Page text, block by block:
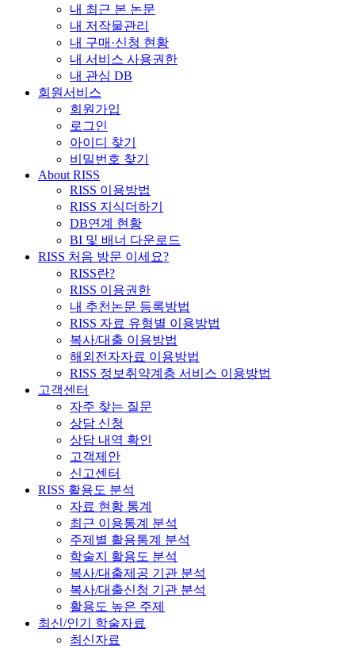
내 최근 본 논문
내 저작물관리
내 구매·신청 현황
내 서비스 사용권한
내 관심 DB
회원서비스
회원가입
로그인
아이디 찾기
비밀번호 찾기
About RISS
RISS 이용방법
RISS 지식더하기
DB연계 현황
BI 및 배너 다운로드
RISS 처음 방문 이세요?
RISS란?
RISS 이용권한
내 추천논문 등록방법
RISS 자료 유형별 이용방법
복사/대출 이용방법
해외전자자료 이용방법
RISS 정보취약계층 서비스 이용방법
고객센터
자주 찾는 질문
상담 신청
상담 내역 확인
고객제안
신고센터
RISS 활용도 분석
자료 현황 통계
최근 이용통계 분석
주제별 활용통계 분석
학술지 활용도 분석
복사/대출제공 기관 분석
복사/대출신청 기관 분석
활용도 높은 주제
최신/인기 학술자료
최신자료